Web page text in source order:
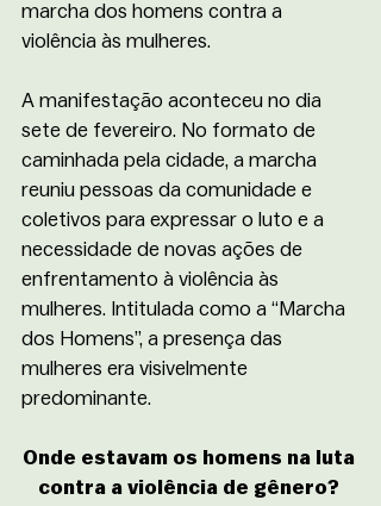
marcha dos homens contra a
violência às mulheres.
A manifestação aconteceu no dia
sete de fevereiro. No formato de
caminhada pela cidade, a marcha
reuniu pessoas da comunidade e
coletivos para expressar o luto e a
necessidade de novas ações de
enfrentamento à violência às
mulheres. Intitulada como a “Marcha
dos Homens”, a presença das
mulheres era visivelmente
predominante.
Onde estavam os homens na luta
contra a violência de gênero?